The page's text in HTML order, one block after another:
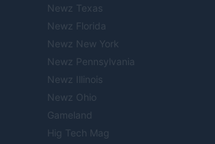
Newz Texas
Newz Florida
Newz New York
Newz Pennsylvania
Newz Illinois
Newz Ohio
Gameland
Hig Tech Mag